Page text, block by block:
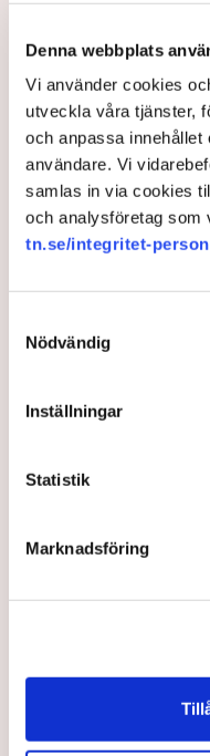
Denna webbplats
Vi använder cookies
utveckla våra tjänster,
och anpassa innehållet
användare. Vi
samlas in via cookies
och analysföretag som
tn.se/integritet-
Nödvändig
Inställningar
Statistik
Marknadsföring
som natur- och
industriområde. Det
grunden gäller på
gränser.
–
Grimsås mosse, men
maskiner, sabotera
ekonomiska värden,
polisen ska kunna
krävs att brottet
– Anmälningar om till
efterhand. Det är
även använder